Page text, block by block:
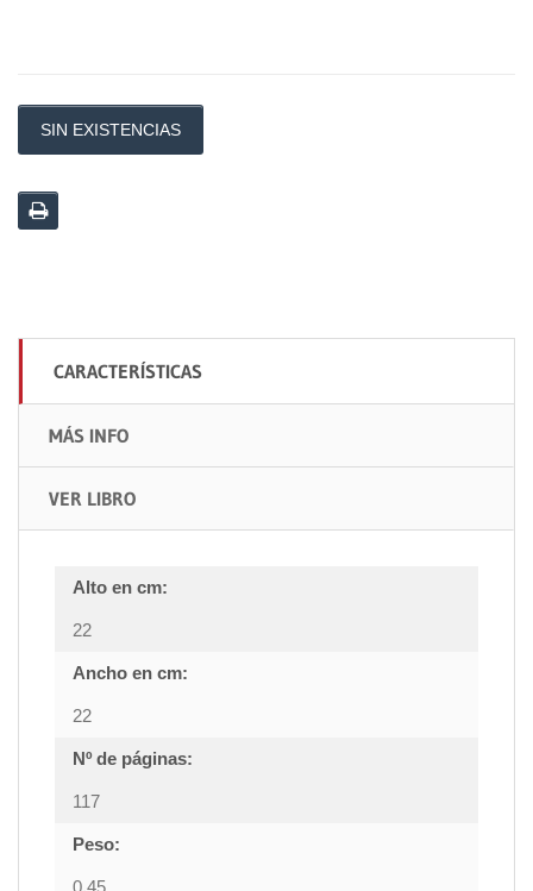
SIN EXISTENCIAS
CARACTERÍSTICAS
MÁS INFO
VER LIBRO
Alto en cm:
22
Ancho en cm:
22
Nº de páginas:
117
Peso: